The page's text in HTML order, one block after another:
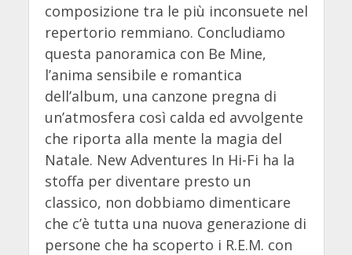
composizione tra le più inconsuete nel
repertorio remmiano. Concludiamo
questa panoramica con Be Mine,
l’anima sensibile e romantica
dell’album, una canzone pregna di
un’atmosfera così calda ed avvolgente
che riporta alla mente la magia del
Natale. New Adventures In Hi-Fi ha la
stoffa per diventare presto un
classico, non dobbiamo dimenticare
che c’è tutta una nuova generazione di
persone che ha scoperto i R.E.M. con